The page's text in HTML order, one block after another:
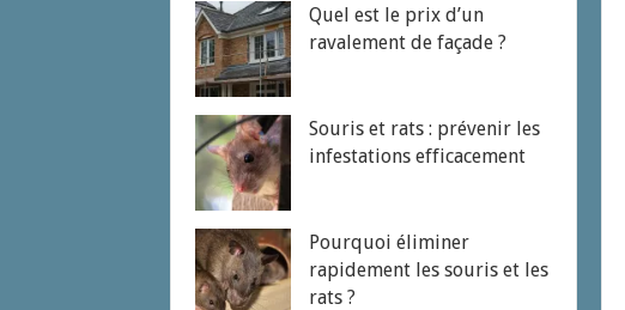
Quel est le prix d’un
ravalement de façade ?
Souris et rats : prévenir les
infestations efficacement
Pourquoi éliminer
rapidement les souris et les
rats ?